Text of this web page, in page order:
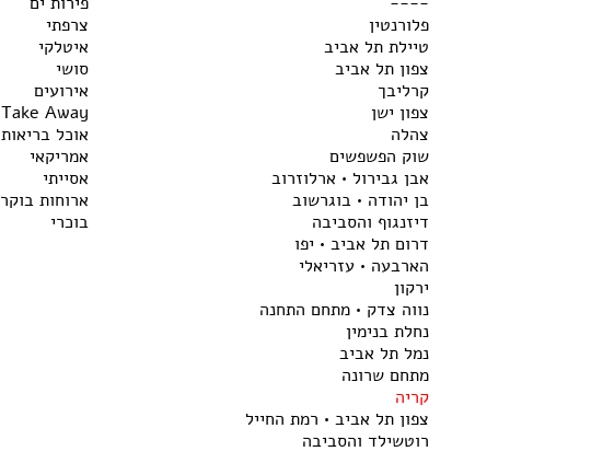
פלורנטין
טיילת תל אביב
צפון תל אביב
קרליבך
צפון ישן
צהלה
שוק הפשפשים
אבן גבירול • ארלוזרוב
בן יהודה • בוגרשוב
דיזנגוף והסביבה
דרום תל אביב • יפו
הארבעה • עזריאלי
ירקון
נווה צדק • מתחם התחנה
נחלת בנימין
נמל תל אביב
מתחם שרונה
קריה
צפון תל אביב • רמת החייל
רוטשילד והסביבה
צרפתי
איטלקי
סושי
אירועים
Take Away
אוכל בריאות
אמריקאי
אסייתי
ארוחות בוקר
בוכרי